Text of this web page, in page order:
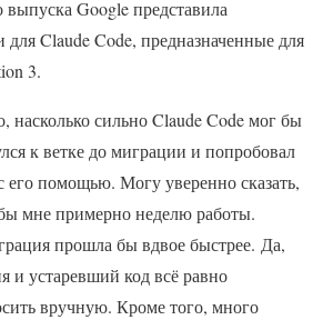
Google представила
Claude Code, предназначенные для
3.
насколько сильно Claude Code мог бы
к ветке до миграции и попробовал
его помощью. Могу уверенно сказать,
мне примерно неделю работы.
прошла бы вдвое быстрее. Да,
и устаревший код всё равно
вручную. Кроме того, много